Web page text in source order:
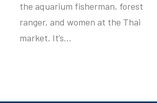
the aquarium fisherman, forest
ranger, and women at the Thai
market. It’s…